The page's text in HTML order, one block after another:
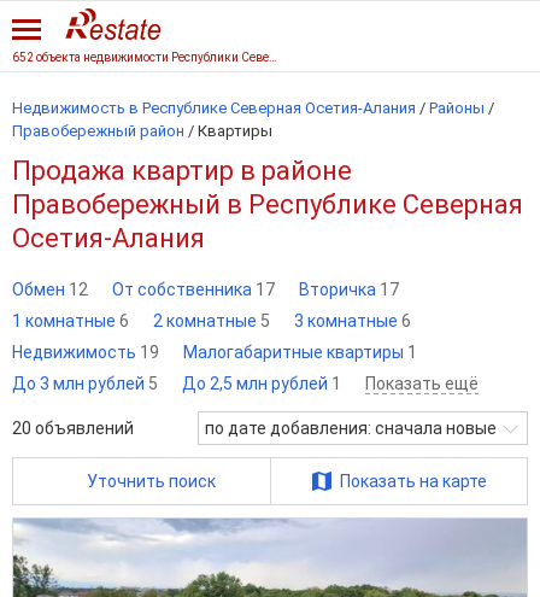
Недвижимость в Республике Северная Осетия-Алания / Районы /
Правобережный район / Квартиры
Продажа квартир в районе
Правобережный в Республике Северная
Осетия-Алания
Обмен 12 От собственника 17 Вторичка 17
1 комнатные 6 2 комнатные 5 3 комнатные 6
Недвижимость 19 Малогабаритные квартиры 1
До 3 млн рублей 5 До 2,5 млн рублей 1 Показать ещё
20 объявлений по дате добавления: сначала новые
Уточнить поиск Показать на карте